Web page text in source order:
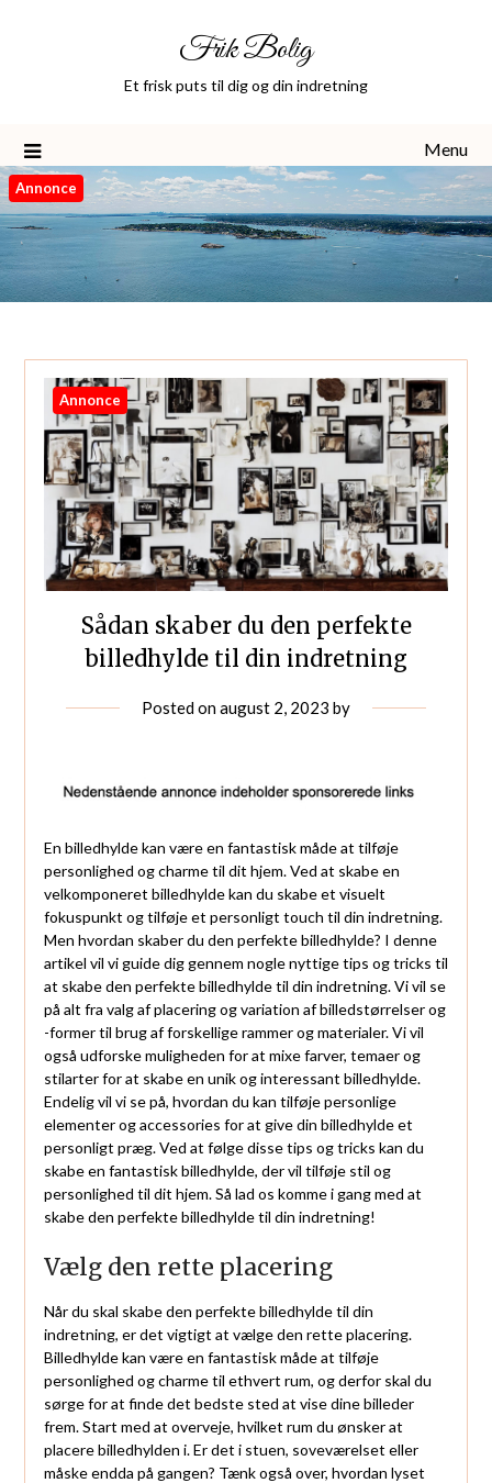
Frik Bolig
Et frisk puts til dig og din indretning
Menu
Annonce
Annonce
Sådan skaber du den perfekte
billedhylde til din indretning
Posted onaugust 2, 2023 by
En billedhylde kan være en fantastisk måde at tilføje
personlighed og charme til dit hjem. Ved at skabe en
velkomponeret billedhylde kan du skabe et visuelt
fokuspunkt og tilføje et personligt touch til din indretning.
Men hvordan skaber du den perfekte billedhylde? I denne
artikel vil vi guide dig gennem nogle nyttige tips og tricks til
at skabe den perfekte billedhylde til din indretning. Vi vil se
på alt fra valg af placering og variation af billedstørrelser og
-former til brug af forskellige rammer og materialer. Vi vil
også udforske muligheden for at mixe farver, temaer og
stilarter for at skabe en unik og interessant billedhylde.
Endelig vil vi se på, hvordan du kan tilføje personlige
elementer og accessories for at give din billedhylde et
personligt præg. Ved at følge disse tips og tricks kan du
skabe en fantastisk billedhylde, der vil tilføje stil og
personlighed til dit hjem. Så lad os komme i gang med at
skabe den perfekte billedhylde til din indretning!
Vælg den rette placering
Når du skal skabe den perfekte billedhylde til din
indretning, er det vigtigt at vælge den rette placering.
Billedhylde kan være en fantastisk måde at tilføje
personlighed og charme til ethvert rum, og derfor skal du
sørge for at finde det bedste sted at vise dine billeder
frem. Start med at overveje, hvilket rum du ønsker at
placere billedhylden i. Er det i stuen, soveværelset eller
måske endda på gangen? Tænk også over, hvordan lyset